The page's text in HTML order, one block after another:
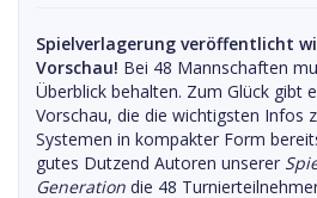
Spielverlagerung veröffentlicht
Vorschau! Bei 48 Mannschaften
Überblick behalten. Zum Glück gibt
Vorschau, die die wichtigsten Infos
Systemen in kompakter Form
gutes Dutzend Autoren unserer
Generation die 48